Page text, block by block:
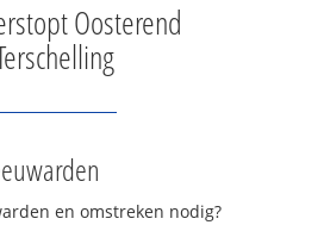
Oosterend
en omstreken nodig?